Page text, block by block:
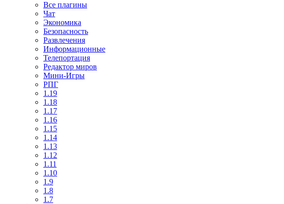
Все плагины
Чат
Экономика
Безопасность
Развлечения
Информационные
Телепортация
Редактор миров
Мини-Игры
РПГ
1.19
1.18
1.17
1.16
1.15
1.14
1.13
1.12
1.11
1.10
1.9
1.8
1.7